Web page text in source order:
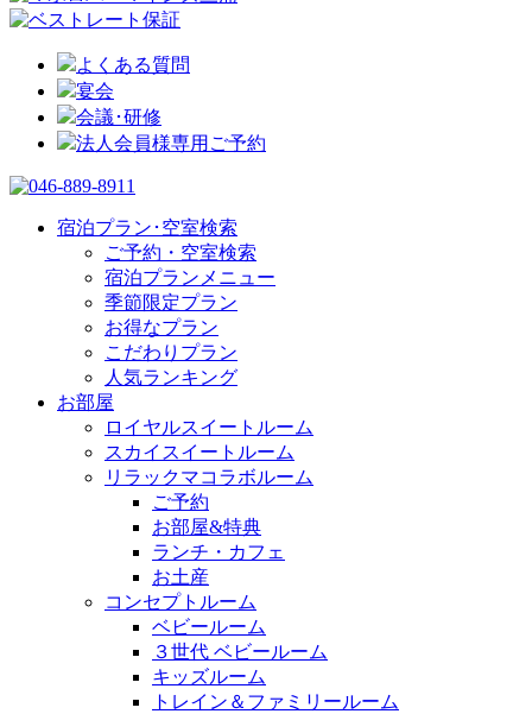
よくある質問
宴会
会議･研修
法人会員様専用ご予約
宿泊プラン･空室検索
ご予約・空室検索
宿泊プランメニュー
季節限定プラン
お得なプラン
こだわりプラン
人気ランキング
お部屋
ロイヤルスイートルーム
スカイスイートルーム
リラックマコラボルーム
ご予約
お部屋&特典
ランチ・カフェ
お土産
コンセプトルーム
ベビールーム
３世代 ベビールーム
キッズルーム
トレイン＆ファミリールーム